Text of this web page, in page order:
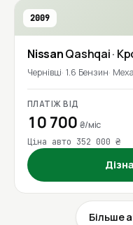
2009
NissanQashqai·
Чернівці 1.6 Бензин
ПЛАТІЖ ВІД
10 700 ₴/міс
Ціна авто 352 000 ₴
Більше